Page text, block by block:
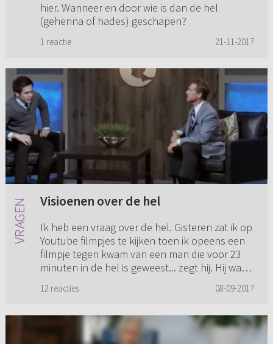
hier. Wanneer en door wie is dan de hel
(gehenna of hades) geschapen?
1 reactie 21-11-2017
Visioenen over de hel
Ik heb een vraag over de hel. Gisteren zat ik op
Youtube filmpjes te kijken toen ik opeens een
filmpje tegen kwam van een man die voor 23
minuten in de hel is geweest... zegt hij. Hij was
12 reacties 08-09-2017